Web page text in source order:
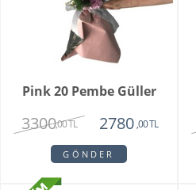
Pink 20 Pembe Güller
3300,00 TL 2780 ,00 TL
GÖNDER